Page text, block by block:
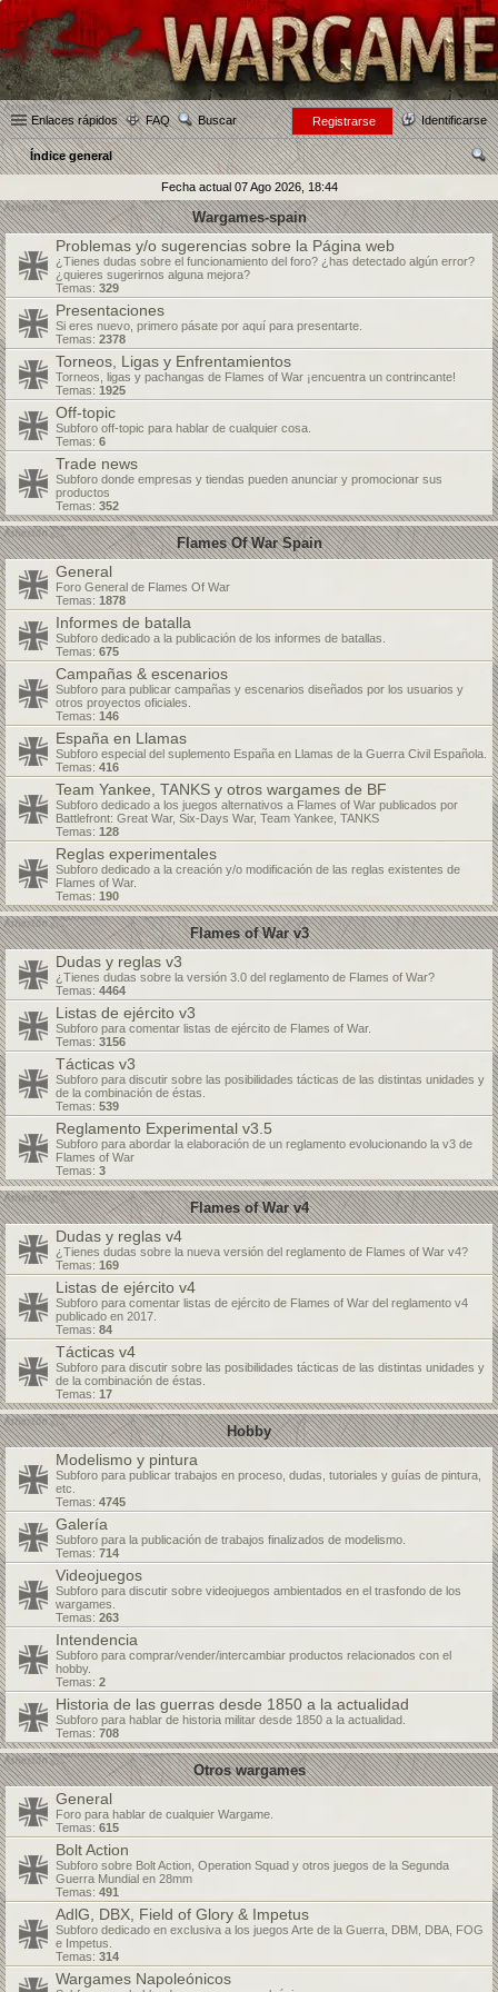
Enlaces rápidos FAQ Buscar Identificarse
Registrarse
Índice general
car
Fecha actual 07 Ago 2026, 18:44
Wargames-spain
Problemas y/o sugerencias sobre la Página web
¿Tienes dudas sobre el funcionamiento del foro? ¿has detectado algún error?
¿quieres sugerirnos alguna mejora?
Temas: 329
Presentaciones
Si eres nuevo, primero pásate por aquí para presentarte.
Temas: 2378
Torneos, Ligas y Enfrentamientos
Torneos, ligas y pachangas de Flames of War ¡encuentra un contrincante!
Temas: 1925
Off-topic
Subforo off-topic para hablar de cualquier cosa.
Temas: 6
Trade news
Subforo donde empresas y tiendas pueden anunciar y promocionar sus
productos
Temas: 352
Flames Of War Spain
General
Foro General de Flames Of War
Temas: 1878
Informes de batalla
Subforo dedicado a la publicación de los informes de batallas.
Temas: 675
Campañas & escenarios
Subforo para publicar campañas y escenarios diseñados por los usuarios y
otros proyectos oficiales.
Temas: 146
España en Llamas
Subforo especial del suplemento España en Llamas de la Guerra Civil Española.
Temas: 416
Team Yankee, TANKS y otros wargames de BF
Subforo dedicado a los juegos alternativos a Flames of War publicados por
Battlefront: Great War, Six-Days War, Team Yankee, TANKS
Temas: 128
Reglas experimentales
Subforo dedicado a la creación y/o modificación de las reglas existentes de
Flames of War.
Temas: 190
Flames of War v3
Dudas y reglas v3
¿Tienes dudas sobre la versión 3.0 del reglamento de Flames of War?
Temas: 4464
Listas de ejército v3
Subforo para comentar listas de ejército de Flames of War.
Temas: 3156
Tácticas v3
Subforo para discutir sobre las posibilidades tácticas de las distintas unidades y
de la combinación de éstas.
Temas: 539
Reglamento Experimental v3.5
Subforo para abordar la elaboración de un reglamento evolucionando la v3 de
Flames of War
Temas: 3
Flames of War v4
Dudas y reglas v4
¿Tienes dudas sobre la nueva versión del reglamento de Flames of War v4?
Temas: 169
Listas de ejército v4
Subforo para comentar listas de ejército de Flames of War del reglamento v4
publicado en 2017.
Temas: 84
Tácticas v4
Subforo para discutir sobre las posibilidades tácticas de las distintas unidades y
de la combinación de éstas.
Temas: 17
Hobby
Modelismo y pintura
Subforo para publicar trabajos en proceso, dudas, tutoriales y guías de pintura,
etc.
Temas: 4745
Galería
Subforo para la publicación de trabajos finalizados de modelismo.
Temas: 714
Videojuegos
Subforo para discutir sobre videojuegos ambientados en el trasfondo de los
wargames.
Temas: 263
Intendencia
Subforo para comprar/vender/intercambiar productos relacionados con el
hobby.
Temas: 2
Historia de las guerras desde 1850 a la actualidad
Subforo para hablar de historia militar desde 1850 a la actualidad.
Temas: 708
Otros wargames
General
Foro para hablar de cualquier Wargame.
Temas: 615
Bolt Action
Subforo sobre Bolt Action, Operation Squad y otros juegos de la Segunda
Guerra Mundial en 28mm
Temas: 491
AdlG, DBX, Field of Glory & Impetus
Subforo dedicado en exclusiva a los juegos Arte de la Guerra, DBM, DBA, FOG
e Impetus.
Temas: 314
Wargames Napoleónicos